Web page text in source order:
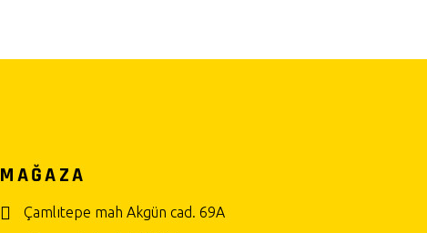
MAĞAZA
Çamlıtepe mah Akgün cad. 69A